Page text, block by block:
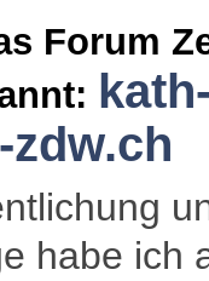
Forum
habe ich